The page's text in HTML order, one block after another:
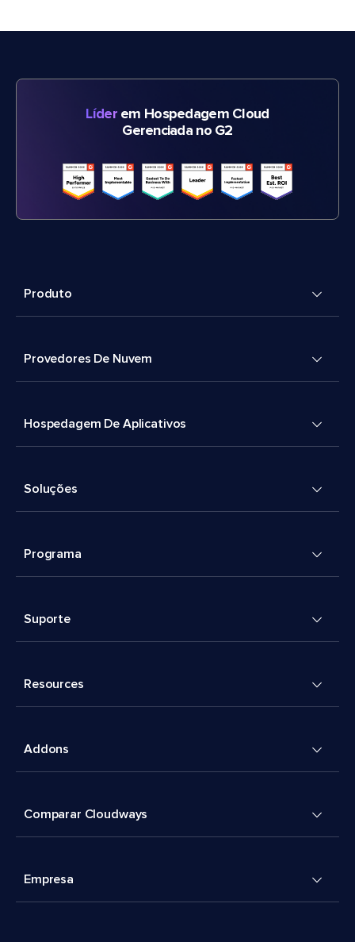
Líderem Hospedagem Cloud
Gerenciada no G2
Produto
Provedores De Nuvem
Hospedagem De Aplicativos
Soluções
Programa
Suporte
Resources
Addons
Comparar Cloudways
Empresa